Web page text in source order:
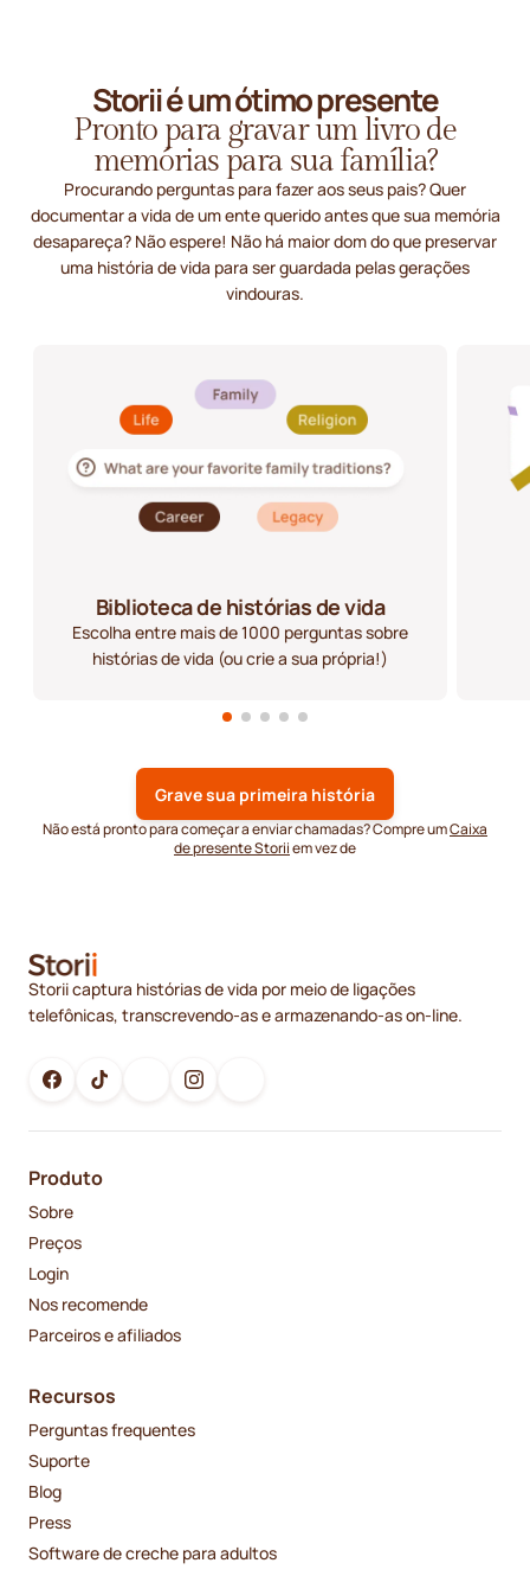
Storii é um ótimo presente
Pronto para gravar um livro de
memórias para sua família?
Procurando perguntas para fazer aos seus pais? Quer
documentar a vida de um ente querido antes que sua memória
desapareça? Não espere! Não há maior dom do que preservar
uma história de vida para ser guardada pelas gerações
vindouras.
Biblioteca de histórias de vida
Escolha entre mais de 1000 perguntas sobre
histórias de vida (ou crie a sua própria!)
Grave sua primeira história
Não está pronto para começar a enviar chamadas? Compre umCaixa
de presente Storiiem vez de
Storii captura histórias de vida por meio de ligações
telefônicas, transcrevendo-as e armazenando-as on-line.
Produto
Sobre
Preços
Login
Nos recomende
Parceiros e afiliados
Recursos
Perguntas frequentes
Suporte
Blog
Press
Software de creche para adultos